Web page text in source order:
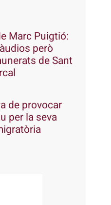
Marc Puigtió:
però
de Sant
de provocar
per la seva